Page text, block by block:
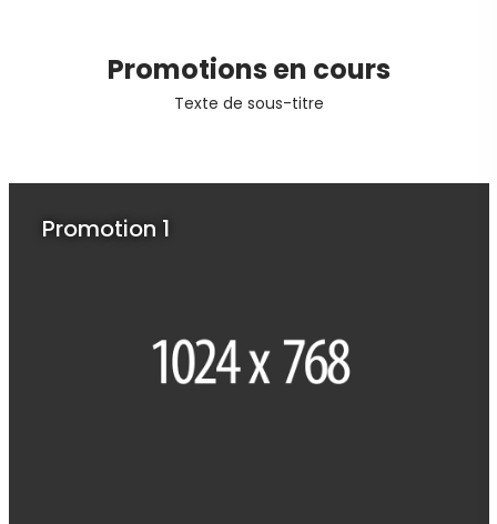
Promotions en cours
Texte de sous-titre
Promotion 1